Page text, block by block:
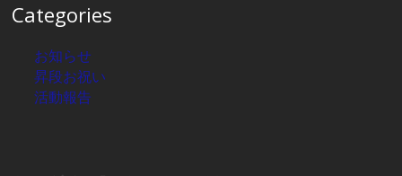
Categories
お知らせ
昇段お祝い
活動報告